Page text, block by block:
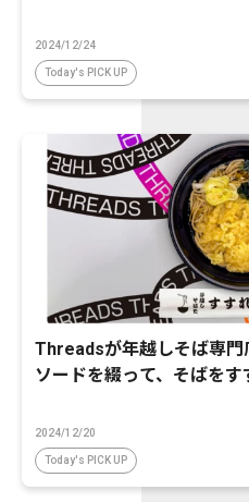
2024/12/24
Today's PICK UP
Threadsが年越しそば専門
ソードを綴って、そばをす
2024/12/20
Today's PICK UP